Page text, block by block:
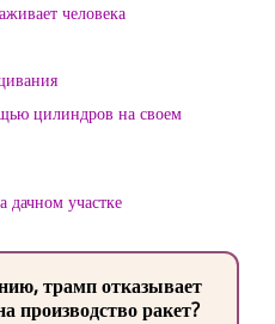
человека
цилиндров на своем
участке
трамп отказывает
ракет?